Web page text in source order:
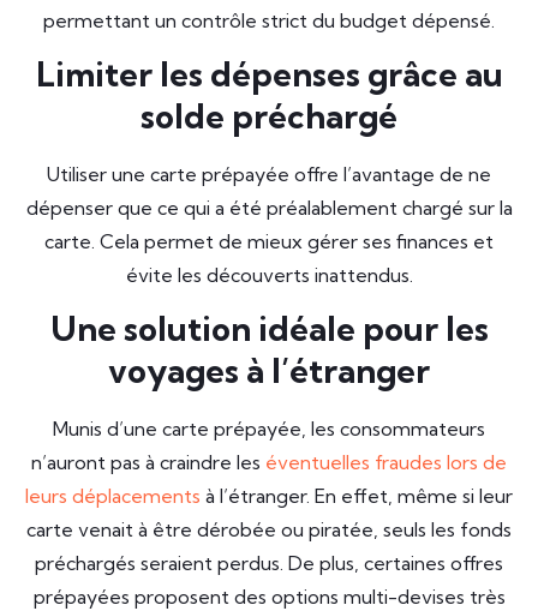
permettant un contrôle strict du budget dépensé.
Limiter les dépenses grâce au
solde préchargé
Utiliser une carte prépayée offre l’avantage de ne
dépenser que ce qui a été préalablement chargé sur la
carte. Cela permet de mieux gérer ses finances et
évite les découverts inattendus.
Une solution idéale pour les
voyages à l’étranger
Munis d’une carte prépayée, les consommateurs
n’auront pas à craindre les éventuelles fraudes lors de
leurs déplacements à l’étranger. En effet, même si leur
carte venait à être dérobée ou piratée, seuls les fonds
préchargés seraient perdus. De plus, certaines offres
prépayées proposent des options multi-devises très